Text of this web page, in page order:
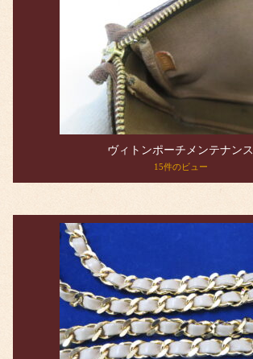
ヴィトンポーチメンテナンス
15件のビュー